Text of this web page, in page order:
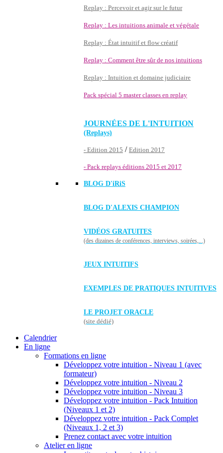
Replay : Percevoir et agir sur le futur
Replay : Les intuitions animale et végétale
Replay : État intuitif et flow créatif
Replay : Comment être sûr de nos intuitions
Replay : Intuition et domaine judiciaire
Pack spécial 5 master classes en replay
JOURNÉES DE L'INTUITION
(Replays)
- Edition 2015 / Edition 2017
- Pack replays éditions 2015 et 2017
BLOG D'iRiS
BLOG D'ALEXIS CHAMPION
VIDÉOS GRATUITES
(des dizaines de conférences, interviews, soirées,...)
JEUX INTUITIFS
EXEMPLES DE PRATIQUES INTUITIVES
LE PROJET ORACLE
(site dédié)
Calendrier
En ligne
Formations en ligne
Développez votre intuition - Niveau 1 (avec
formateur)
Développez votre intuition - Niveau 2
Développez votre intuition - Niveau 3
Développez votre intuition - Pack Intuition
(Niveaux 1 et 2)
Développez votre intuition - Pack Complet
(Niveaux 1, 2 et 3)
Prenez contact avec votre intuition
Atelier en ligne